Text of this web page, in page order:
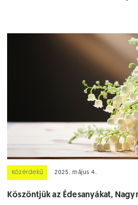
Közérdekű 2025. május 4.
Köszöntjük az Édesanyákat,